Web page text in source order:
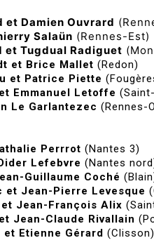
et Damien Ouvrard
Salaün (Rennes-Est)
et Tugdual Radiguet
et Brice Mallet (Redon)
et Patrice Piette
Emmanuel Letoffe
Le Garlantezec (Rennes-
Perrrot (Nantes 3)
Lefebvre (Nantes
Guillaume Coché
et Jean-Pierre Levesque
et Jean-François Alix
Jean-Claude Rivallain
et Etienne Gérard (Clisson)